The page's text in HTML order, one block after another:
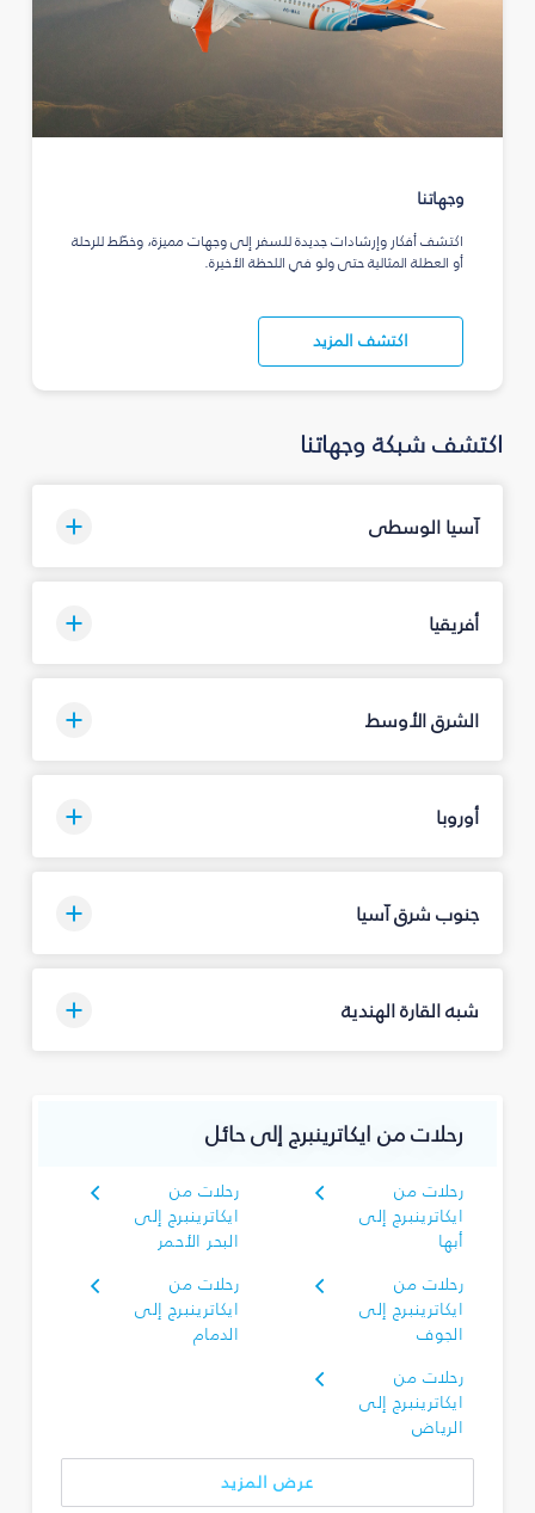
وجهاتنا
اكتشف أفكار وإرشادات جديدة للسفر إلى وجهات مميزة، وخطّط للرحلة
أو العطلة المثالية حتى ولو في اللحظة الأخيرة.
اكتشف المزيد
اكتشف شبكة وجهاتنا
آسيا الوسطى
أفريقيا
الشرق الأوسط
أوروبا
جنوب شرق آسيا
شبه القارة الهندية
رحلات من ايكاترينبرج إلى حائل
رحلات من
ايكاترينبرج إلى
أبها
رحلات من
ايكاترينبرج إلى
البحر الأحمر
رحلات من
ايكاترينبرج إلى
الجوف
رحلات من
ايكاترينبرج إلى
الدمام
رحلات من
ايكاترينبرج إلى
الرياض
عرض المزيد